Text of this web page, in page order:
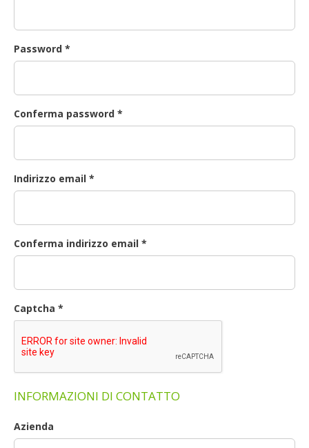
Password *
Conferma password *
Indirizzo email *
Conferma indirizzo email *
Captcha *
INFORMAZIONI DI CONTATTO
Azienda